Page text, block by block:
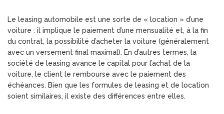
Le leasing automobile est une sorte de « location » d’une
voiture : il implique le paiement d’une mensualité et, à la fin
du contrat, la possibilité d’acheter la voiture (généralement
avec un versement final maximal). En d’autres termes, la
société de leasing avance le capital pour l’achat de la
voiture, le client le rembourse avec le paiement des
échéances. Bien que les formules de leasing et de location
soient similaires, il existe des différences entre elles.